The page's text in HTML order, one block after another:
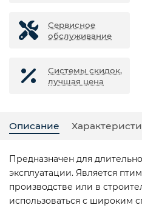
Сервисное
обслуживание
Системы скидок,
лучшая цена
Описание
Предназначен для
эксплуатации. Является
производстве или в
использоваться с широким